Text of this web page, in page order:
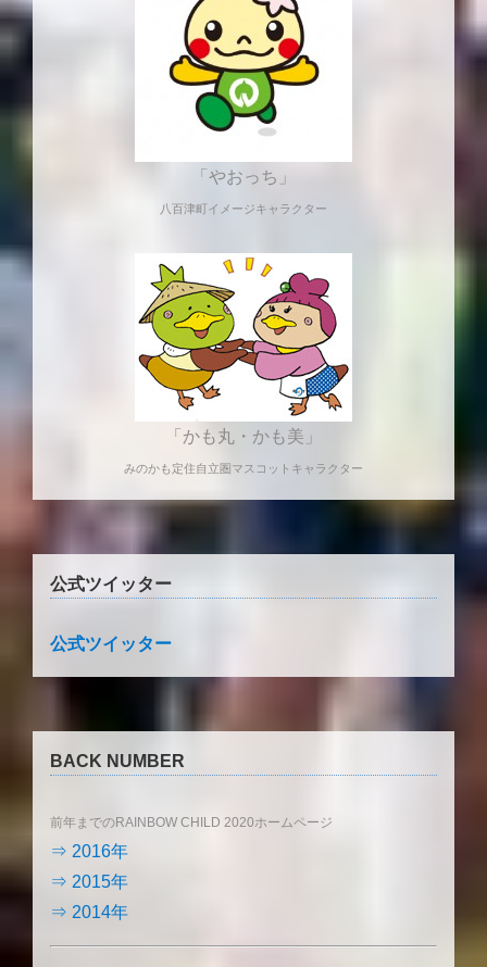
「やおっち」
八百津町イメージキャラクター
「かも丸・かも美」
みのかも定住自立圏マスコットキャラクター
公式ツイッター
公式ツイッター
BACK NUMBER
前年までのRAINBOW CHILD 2020ホームページ
⇒ 2016年
⇒ 2015年
⇒ 2014年